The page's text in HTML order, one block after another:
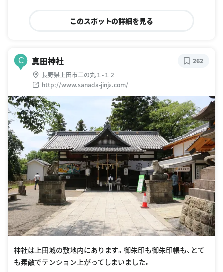
このスポットの詳細を見る
C 真田神社
長野県上田市二の丸１-１２
http://www.sanada-jinja.com/
262
神社は上田城の敷地内にあります。御朱印も御朱印帳も、とて
も素敵でテンション上がってしまいました。